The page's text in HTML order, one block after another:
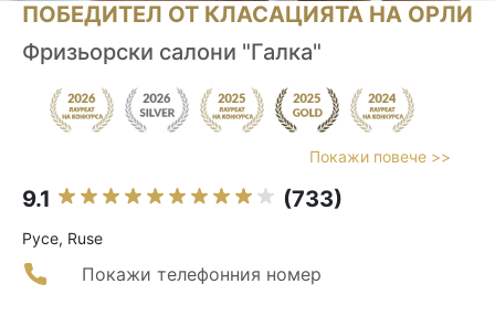
ПОБЕДИТЕЛ ОТ КЛАСАЦИЯТА НА ОРЛИ
Фризьорски салони "Галка"
Покажи повече >>
9.1 (733)
Русе, Ruse
Покажи телефонния номер